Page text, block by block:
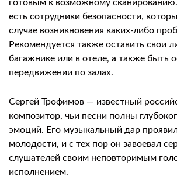
готовым к возможному
есть сотрудники безопасности,
случае возникновения каких-либо
Рекомендуется также оставить свои
багажнике или в отеле, а также быть
передвижении по залах.
Сергей Трофимов — известный
композитор, чьи песни полны
эмоций. Его музыкальный дар
молодости, и с тех пор он завоевал
слушателей своим неповторимым
исполнением.